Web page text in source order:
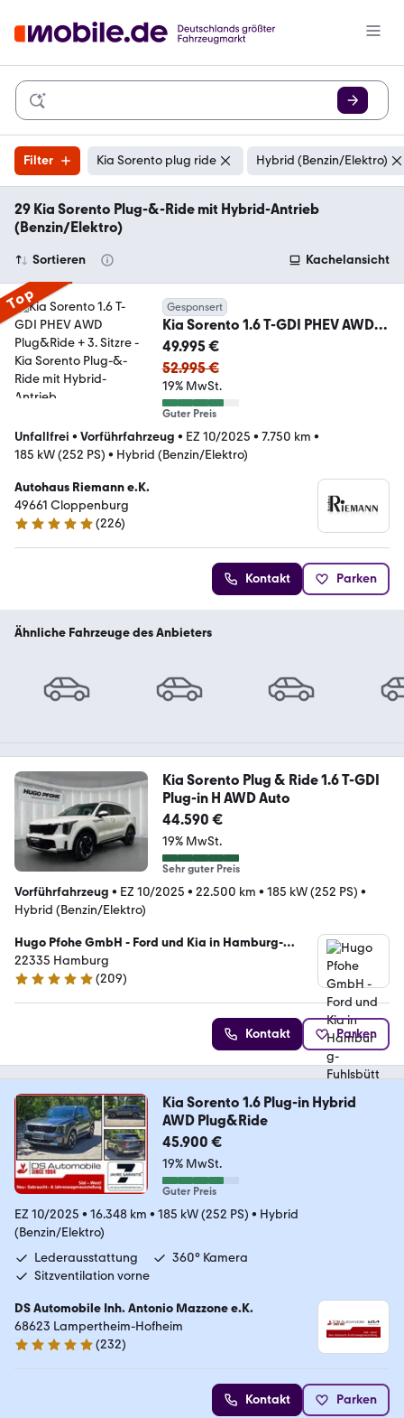
Filter Kia Sorento plug ride Hybrid (Benzin/Elektro)
29 Kia Sorento Plug-&-Ride mit Hybrid-Antrieb
(Benzin/Elektro)
Sortieren Kachelansicht
Top Gesponsert
Kia Sorento 1.6 T-GDI PHEV AWD
Plug&Ride + 3. Sitzre
49.995 €
52.995 €
19% MwSt.
Guter Preis
Unfallfrei • Vorführfahrzeug • EZ 10/2025 • 7.750 km •
185 kW (252 PS) • Hybrid (Benzin/Elektro)
Autohaus Riemann e.K.
49661 Cloppenburg
4.9 Sterne
(226)
Kontakt Parken
Ähnliche Fahrzeuge des Anbieters
Kia Sorento Plug & Ride 1.6 T-GDI
Plug-in H AWD Auto
44.590 €
19% MwSt.
Sehr guter Preis
Vorführfahrzeug • EZ 10/2025 • 22.500 km • 185 kW (252 PS) •
Hybrid (Benzin/Elektro)
Hugo Pfohe GmbH - Ford und Kia in Hamburg-
Fuhlsbüttel
22335 Hamburg
4.8 Sterne
(209)
Kontakt Parken
Kia Sorento 1.6 Plug-in Hybrid
AWD Plug&Ride
45.900 €
19% MwSt.
Guter Preis
EZ 10/2025 • 16.348 km • 185 kW (252 PS) • Hybrid
(Benzin/Elektro)
Lederausstattung
360° Kamera
Sitzventilation vorne
DS Automobile Inh. Antonio Mazzone e.K.
68623 Lampertheim-Hofheim
5 Sterne
(232)
Kontakt Parken